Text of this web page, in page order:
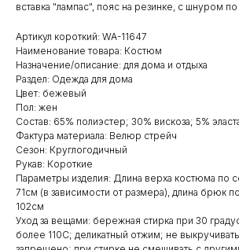
вставка "лампас", пояс на резинке, с шнуром по
Артикул короткий: WA-11647
Наименование товара: Костюм
Назначение/описание: для дома и отдыха
Раздел: Одежда для дома
Цвет: бежевый
Пол: жен
Состав: 65% полиэстер; 30% вискоза; 5%
Фактура материала: Велюр стрейч
Сезон: Круглогодичный
Рукав: Короткие
Параметры изделия: Длина верха костюма по
71см (в зависимости от размера), длина брюк
102см
Уход за вещами: бережная стирка при 30
более 110С; деликатный отжим; не